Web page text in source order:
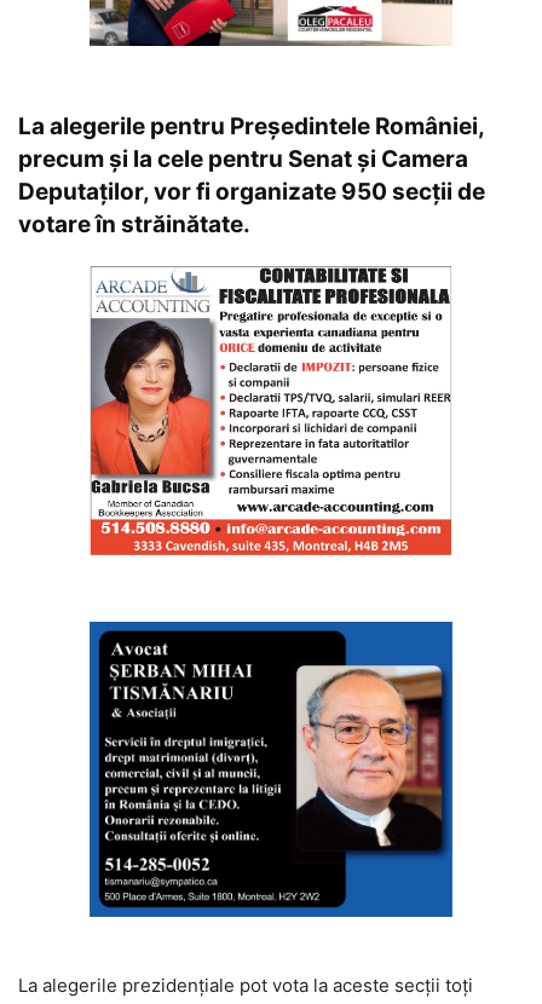
La alegerile pentru Preşedintele României,
precum şi la cele pentru Senat şi Camera
Deputaţilor, vor fi organizate 950 secţii de
votare în străinătate.
La alegerile prezidenţiale pot vota la aceste secţii toţi